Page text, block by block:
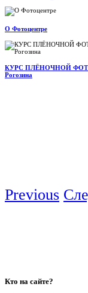
О Фотоцентре
КУРС ПЛЁНОЧНОЙ
Рогозина
Previous
Кто на сайте?